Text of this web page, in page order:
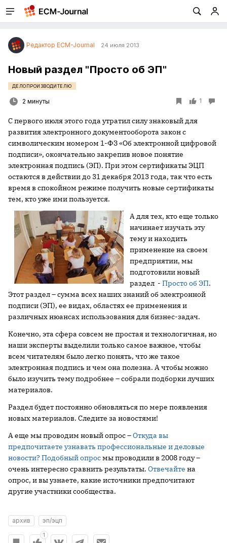
Редактор ECM-Journal 24 июля 2013
Новый раздел "Просто об ЭП"
ДЕЛОПРОИЗВОДИТЕЛЮ
2 минуты 1
С первого июля этого года утратил силу знаковый для
развития электронного документооборота закон с
символическим номером 1-ФЗ «Об электронной цифровой
подписи», окончательно закрепив новое понятие
электронная подпись (ЭП). При этом сертификаты ЭЦП
остаются в действии до 31 декабря 2013 года, так что есть
время в спокойном режиме получить новые сертификаты
тем, кто уже ими пользуется.
А для тех, кто еще только
начинает изучать эту
тему и находить
применение на своем
предприятии, мы
подготовили новый
раздел - Просто об ЭП.
Этот раздел – сумма всех наших знаний об электронной
подписи (ЭП), ее видах, областях ее применения и
различных нюансах использования для бизнес-задач.
Конечно, эта сфера совсем не простая и технологичная, но
наши эксперты выделили только самое важное, чтобы
всем читателям было легко понять, что же такое
электронная подпись и чем она полезна. А чтобы можно
было изучить тему подробнее – собрали подборки лучших
материалов.
Раздел будет постоянно обновляться по мере появления
новых материалов. Следите за новостями!
А еще мы проводим новый опрос –Откуда вы
предпочитаете узнавать профессиональные и деловые
новости?Подобный опросмы проводили в 2008 году –
очень интересно сравнить результаты. Отвечайте на
опрос, и вы узнаете, какие источники предпочитают
другие участники сообщества.
архив эп/эцп
1